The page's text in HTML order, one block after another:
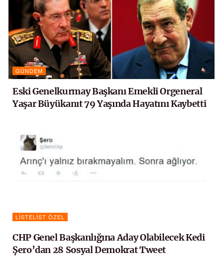
GÜNDEM
Eski Genelkurmay Başkanı Emekli Orgeneral
Yaşar Büyükanıt 79 Yaşında Hayatını Kaybetti
LISTELIST ÖZEL
CHP Genel Başkanlığına Aday Olabilecek Kedi
Şero’dan 28 Sosyal Demokrat Tweet